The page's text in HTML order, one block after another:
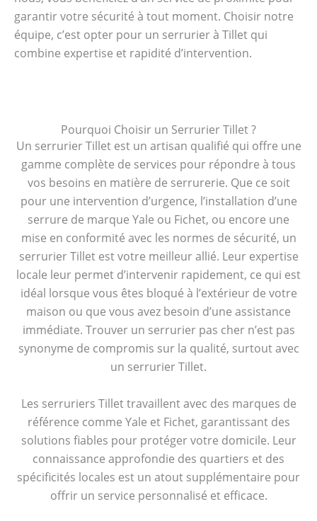
garantir votre sécurité à tout moment. Choisir notre
équipe, c’est opter pour un serrurier à Tillet qui
combine expertise et rapidité d’intervention.
Pourquoi Choisir un Serrurier Tillet ?
Un serrurier Tillet est un artisan qualifié qui offre une
gamme complète de services pour répondre à tous
vos besoins en matière de serrurerie. Que ce soit
pour une intervention d’urgence, l’installation d’une
serrure de marque Yale ou Fichet, ou encore une
mise en conformité avec les normes de sécurité, un
serrurier Tillet est votre meilleur allié. Leur expertise
locale leur permet d’intervenir rapidement, ce qui est
idéal lorsque vous êtes bloqué à l’extérieur de votre
maison ou que vous avez besoin d’une assistance
immédiate. Trouver un serrurier pas cher n’est pas
synonyme de compromis sur la qualité, surtout avec
un serrurier Tillet.
Les serruriers Tillet travaillent avec des marques de
référence comme Yale et Fichet, garantissant des
solutions fiables pour protéger votre domicile. Leur
connaissance approfondie des quartiers et des
spécificités locales est un atout supplémentaire pour
offrir un service personnalisé et efficace.